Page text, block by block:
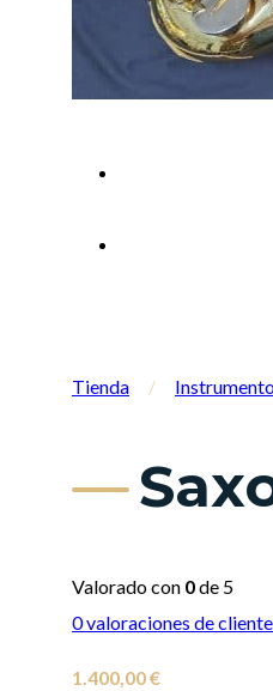
Tienda /
Valorado con 0de 5
0valoraciones de
1.400,00€